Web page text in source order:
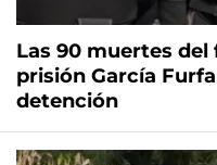
Las 90 muertes
prisión García
detención